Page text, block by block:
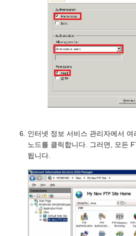
인터넷 정보 서비스 관리자에서
노드를 클릭합니다. 그러면, 모든
됩니다.